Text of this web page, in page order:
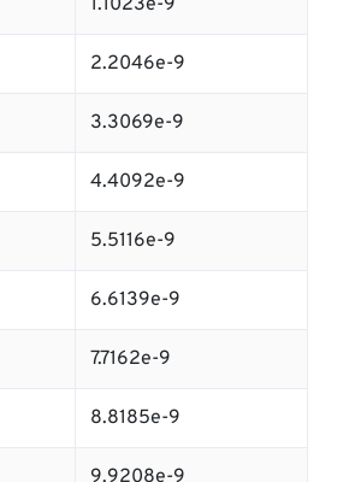
1.1023e-9
2.2046e-9
3.3069e-9
4.4092e-9
5.5116e-9
6.6139e-9
7.7162e-9
8.8185e-9